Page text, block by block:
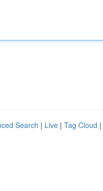
Search | Live | Tag Cloud |